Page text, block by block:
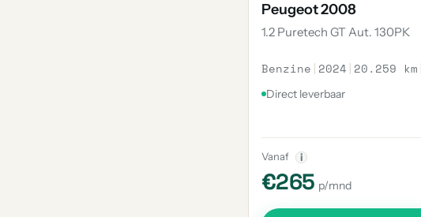
Peugeot 2008
1.2 Puretech GT Aut. 130PK
Benzine | 2024 | 20.259 km
Direct leverbaar
Vanaf i
€265 p/mnd